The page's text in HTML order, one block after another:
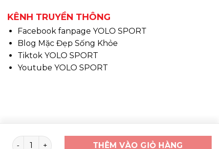
KÊNH TRUYỀN THÔNG
Facebook fanpage YOLO SPORT
Blog Mặc Đẹp Sống Khỏe
Tiktok YOLO SPORT
Youtube YOLO SPORT
Copyright 2026 ©www.yolosport.vn - Design & SEO
Bó caft chạy bộ Bantuman (đôi) số lượng
THÊM VÀO GIỎ HÀNG